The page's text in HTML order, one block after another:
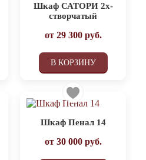
Шкаф САТОРИ 2х-
створчатый
от 29 300руб.
В КОРЗИНУ
Шкаф Пенал 14
от 30 000руб.